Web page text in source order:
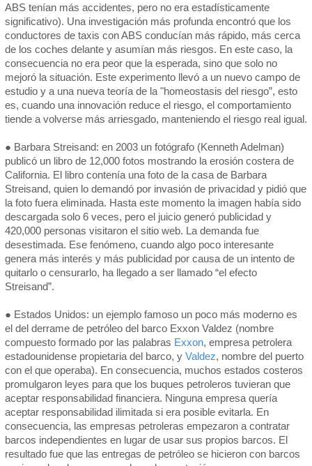
ABS tenían más accidentes, pero no era estadísticamente
significativo). Una investigación más profunda encontró que los
conductores de taxis con ABS conducían más rápido, más cerca
de los coches delante y asumían más riesgos. En este caso, la
consecuencia no era peor que la esperada, sino que solo no
mejoró la situación. Este experimento llevó a un nuevo campo de
estudio y a una nueva teoría de la "homeostasis del riesgo”, esto
es, cuando una innovación reduce el riesgo, el comportamiento
tiende a volverse más arriesgado, manteniendo el riesgo real igual.
● Barbara Streisand: en 2003 un fotógrafo (Kenneth Adelman)
publicó un libro de 12,000 fotos mostrando la erosión costera de
California. El libro contenía una foto de la casa de Barbara
Streisand, quien lo demandó por invasión de privacidad y pidió que
la foto fuera eliminada. Hasta este momento la imagen había sido
descargada solo 6 veces, pero el juicio generó publicidad y
420,000 personas visitaron el sitio web. La demanda fue
desestimada. Ese fenómeno, cuando algo poco interesante
genera más interés y más publicidad por causa de un intento de
quitarlo o censurarlo, ha llegado a ser llamado “el efecto
Streisand”.
● Estados Unidos: un ejemplo famoso un poco más moderno es
el del derrame de petróleo del barco Exxon Valdez (nombre
compuesto formado por las palabras Exxon, empresa petrolera
estadounidense propietaria del barco, y Valdez, nombre del puerto
con el que operaba). En consecuencia, muchos estados costeros
promulgaron leyes para que los buques petroleros tuvieran que
aceptar responsabilidad financiera. Ninguna empresa quería
aceptar responsabilidad ilimitada si era posible evitarla. En
consecuencia, las empresas petroleras empezaron a contratar
barcos independientes en lugar de usar sus propios barcos. El
resultado fue que las entregas de petróleo se hicieron con barcos